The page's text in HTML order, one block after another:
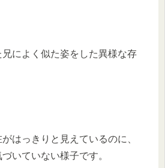
によく似た姿をした異様な存
はっきりと見えているのに、
いていない様子です。